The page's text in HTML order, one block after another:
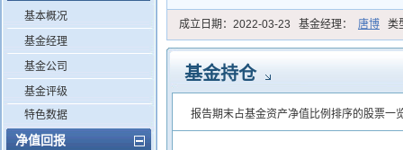
基本概况
基金经理
基金公司
基金评级
特色数据
净值回报
成立日期： 2022-03-23 基金经理： 唐博 类
基金持仓
报告期末占基金资产净值比例排序的股票一